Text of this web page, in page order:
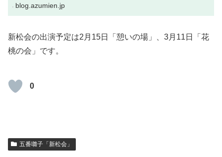
blog.azumien.jp
新松会の出演予定は2月15日「憩いの場」、3月11日「花
桃の会」です。
0
五番囃子「新松会」